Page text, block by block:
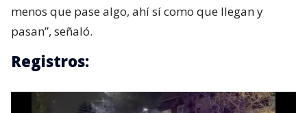
menos que pase algo, ahí sí como que llegan y
pasan”, señaló.
Registros: